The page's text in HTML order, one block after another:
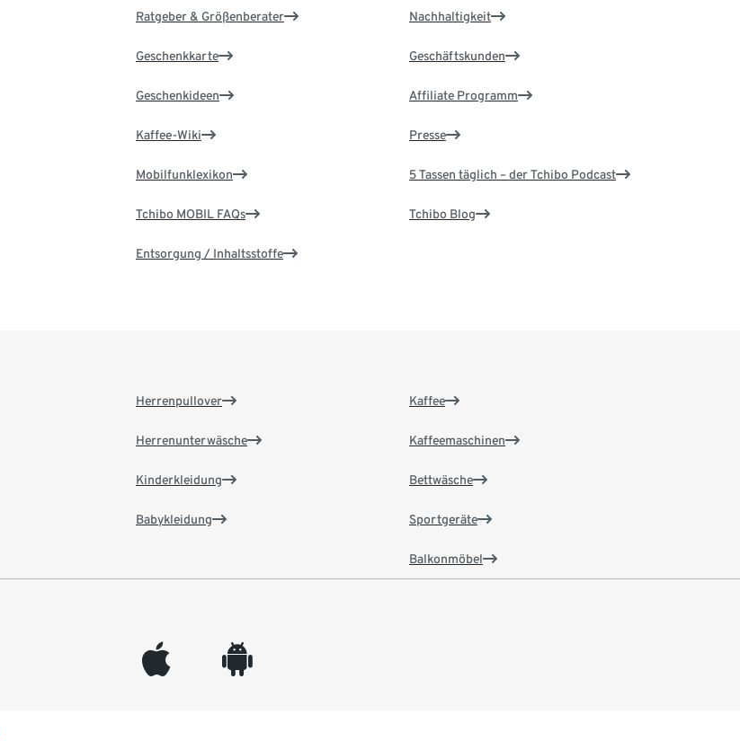
Ratgeber & Größenberater
Geschenkkarte
Geschenkideen
Kaffee-Wiki
Mobilfunklexikon
Tchibo MOBIL FAQs
Entsorgung / Inhaltsstoffe
Nachhaltigkeit
Geschäftskunden
Affiliate Programm
Presse
5 Tassen täglich – der Tchibo Podcast
Tchibo Blog
Herrenpullover
Herrenunterwäsche
Kinderkleidung
Babykleidung
Kaffee
Kaffeemaschinen
Bettwäsche
Sportgeräte
Balkonmöbel
appleinc android